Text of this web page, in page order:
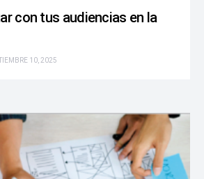
con tus audiencias en la
10, 2025